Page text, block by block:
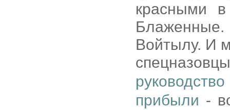
красными
Войтылу. И
прибыли -